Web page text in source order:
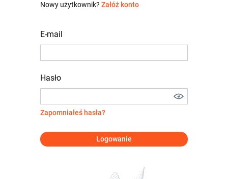
Nowy użytkownik? Załóż konto
E-mail
Hasło
Zapomniałeś hasła?
Logowanie